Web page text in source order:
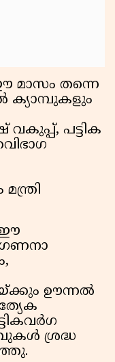
മാസം തന്നെ
പട്ടിക
ഈ
ഊന്നല്‍
ശ്രദ്ധ